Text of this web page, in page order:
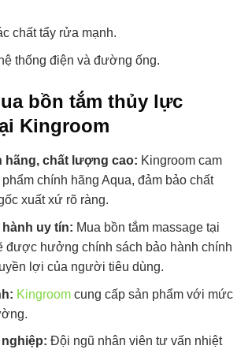
chất tẩy rửa mạnh.
thống điện và đường ống.
bồn tắm thủy lực
Kingroom
hãng, chất lượng cao: Kingroom cam
chính hãng Aqua, đảm bảo chất
xuất xứ rõ ràng.
uy tín: Mua bồn tắm massage tại
được hưởng chính sách bảo hành chính
lợi của người tiêu dùng.
Kingroomcung cấp sản phẩm với mức
Đội ngũ nhân viên tư vấn nhiệt